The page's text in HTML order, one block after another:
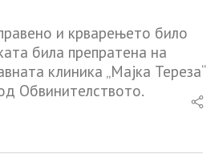
и крварењето било
била препратена на
клиника „Мајка Тереза“
Обвинителството.